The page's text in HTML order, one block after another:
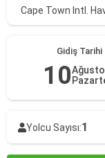
Cape Town Intl.
Gidiş Tarihi
10
Yolcu Sayısı:1